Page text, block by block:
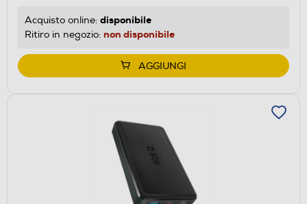
Acquisto online: disponibile
Ritiro in negozio: non disponibile
AGGIUNGI